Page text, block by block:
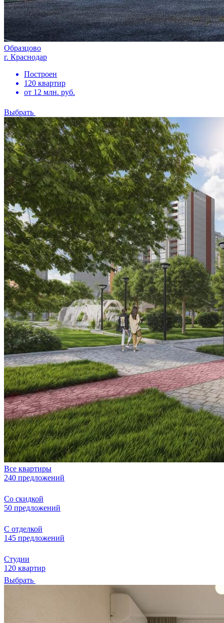
Образцово
г. Краснодар
Построен
120 квартир
от 12 млн. руб.
Выбрать
Все квартиры
240 предложений
Со скидкой
50 предложений
С отделкой
145 предложений
Студии
120 квартир
Выбрать